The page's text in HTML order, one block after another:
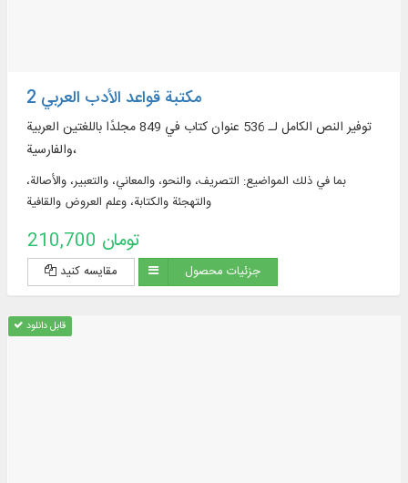
مكتبة قواعد الأدب العربي 2
توفير النص الكامل لـ 536 عنوان كتاب في 849 مجلدًا باللغتين العربية
والفارسية،
بما في ذلك المواضيع: التصريف، والنحو، والمعاني، والتعبير، والأصالة،
والتهجئة والكتابة، وعلم العروض والقافية
210,700 تومان
مقایسه کنید جزئیات محصول
قابل دانلود